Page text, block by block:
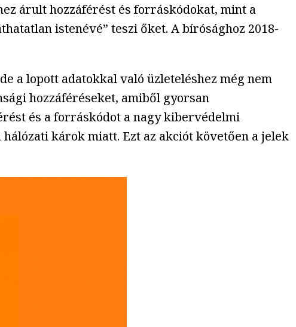
árult hozzáférést és forráskódokat, mint a
istenévé” teszi őket. A bírósághoz 2018-
a lopott adatokkal való üzleteléshez még nem
hozzáféréseket, amiből gyorsan
és a forráskódot a nagy kibervédelmi
károk miatt. Ezt az akciót követően a jelek